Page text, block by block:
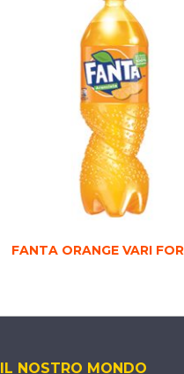
FANTA ORANGE VARI
IL NOSTRO MONDO